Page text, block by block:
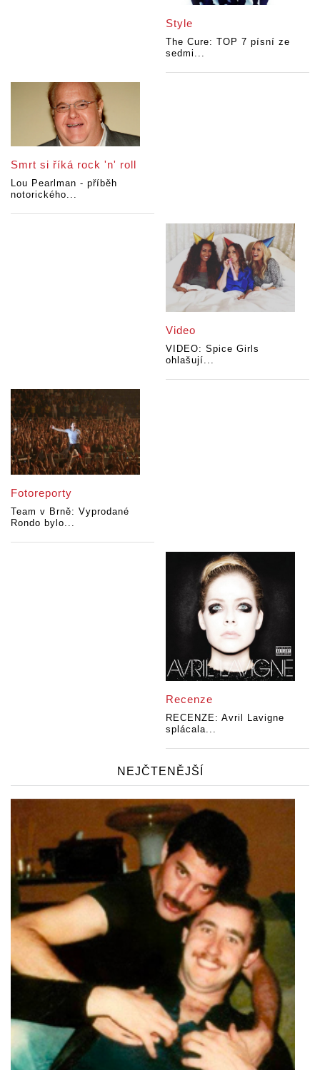
Style
The Cure: TOP 7 písní ze
sedmi...
Smrt si říká rock 'n' roll
Lou Pearlman - příběh
notorického...
Video
VIDEO: Spice Girls
ohlašují...
Fotoreporty
Team v Brně: Vyprodané
Rondo bylo...
Recenze
RECENZE: Avril Lavigne
splácala...
NEJČTENĚJŠÍ